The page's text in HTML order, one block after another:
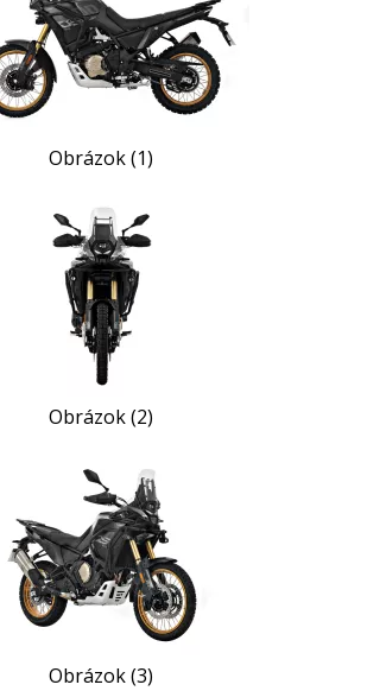
Obrázok (1)
Obrázok (2)
Obrázok (3)